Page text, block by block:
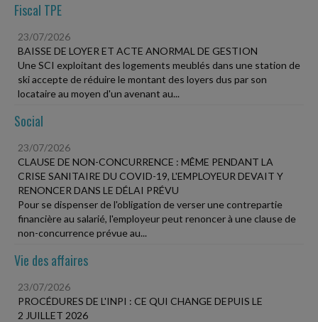
Fiscal TPE
23/07/2026
BAISSE DE LOYER ET ACTE ANORMAL DE GESTION
Une SCI exploitant des logements meublés dans une station de
ski accepte de réduire le montant des loyers dus par son
locataire au moyen d'un avenant au...
Social
23/07/2026
CLAUSE DE NON-CONCURRENCE : MÊME PENDANT LA
CRISE SANITAIRE DU COVID-19, L'EMPLOYEUR DEVAIT Y
RENONCER DANS LE DÉLAI PRÉVU
Pour se dispenser de l'obligation de verser une contrepartie
financière au salarié, l'employeur peut renoncer à une clause de
non-concurrence prévue au...
Vie des affaires
23/07/2026
PROCÉDURES DE L'INPI : CE QUI CHANGE DEPUIS LE
2 JUILLET 2026